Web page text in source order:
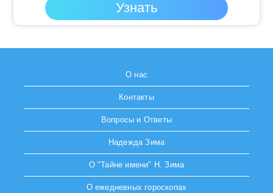
О нас
Контакты
Вопросы и Ответы
Надежда Зима
О "Тайне имени" Н. Зима
О ежедневных гороскопах